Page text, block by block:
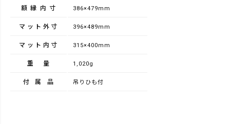
額縁内寸 386×479mm
マット外寸 396×489mm
マット内寸 315×400mm
重量 1,020g
付属品 吊りひも付